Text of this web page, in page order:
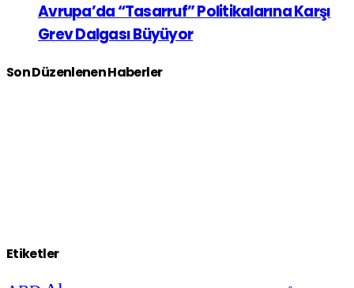
Avrupa’da “Tasarruf” Politikalarına Karşı
Grev Dalgası Büyüyor
Son Düzenlenen Haberler
Etiketler